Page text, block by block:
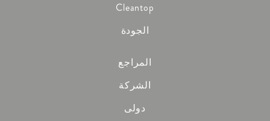
Cleantop
الجودة
المراجع
الشركة
دولى